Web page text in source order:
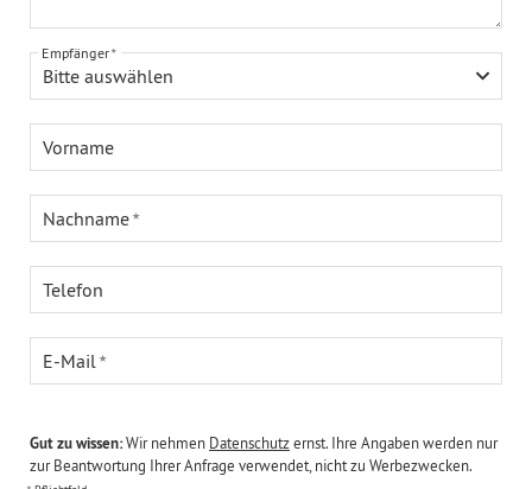
Bitte auswählen
Empfänger
Vorname
Nachname
Telefon
E-Mail
Gut zu wissen:Wir nehmen Datenschutzernst. Ihre Angaben werden nur
zur Beantwortung Ihrer Anfrage verwendet, nicht zu Werbezwecken.